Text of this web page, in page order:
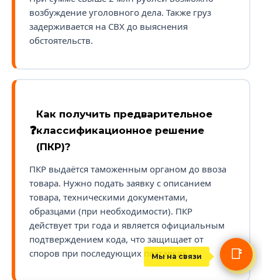
📑
возбуждение уголовного дела. Также груз
задерживается на СВХ до выяснения
обстоятельств.
Как получить предварительное
классификационное решение
(ПКР)?
ПКР выдаётся таможенным органом до ввоза
товара. Нужно подать заявку с описанием
товара, техническими документами,
образцами (при необходимости). ПКР
действует три года и является официальным
подтверждением кода, что защищает от
споров при последующих поставках.
Мы на связи